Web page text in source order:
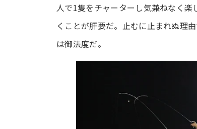
人で1隻をチャーターし気兼ねなく
くことが肝要だ。止むに止まれぬ理
は御法度だ。